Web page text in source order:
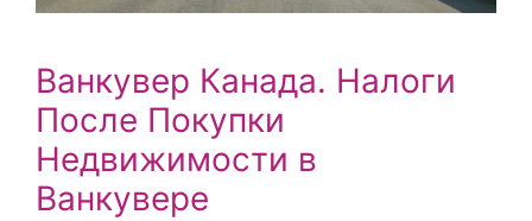
Ванкувер Канада. Налоги
После Покупки
Недвижимости в
Ванкувере